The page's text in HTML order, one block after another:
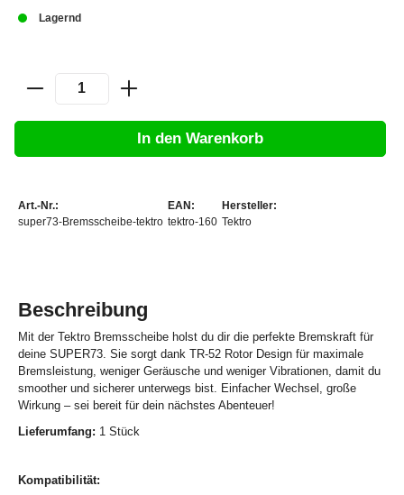
Lagernd
In den Warenkorb
Art.-Nr.:
super73-Bremsscheibe-tektro
EAN:
tektro-160
Hersteller:
Tektro
Beschreibung
Mit der Tektro Bremsscheibe holst du dir die perfekte Bremskraft für
deine SUPER73. Sie sorgt dank TR-52 Rotor Design für maximale
Bremsleistung, weniger Geräusche und weniger Vibrationen, damit du
smoother und sicherer unterwegs bist. Einfacher Wechsel, große
Wirkung – sei bereit für dein nächstes Abenteuer!
Lieferumfang: 1 Stück
Kompatibilität: